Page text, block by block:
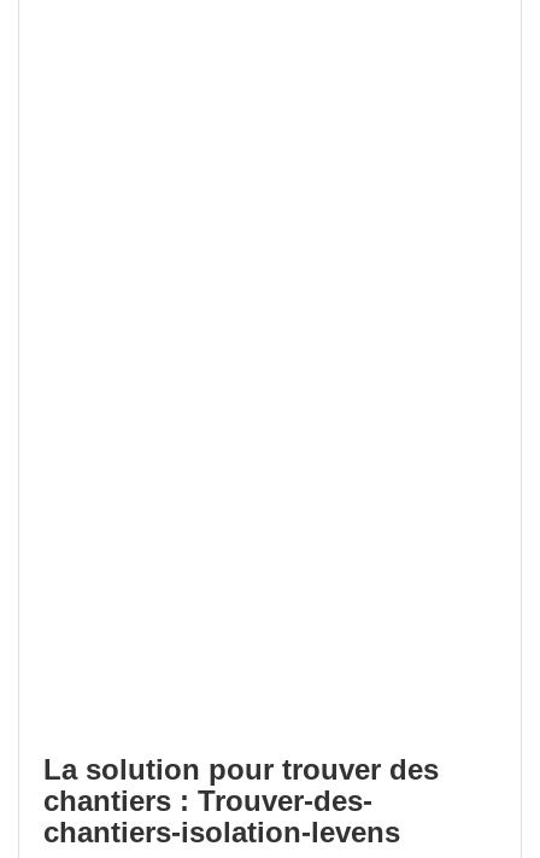
La solution pour trouver des
chantiers : Trouver-des-
chantiers-isolation-levens